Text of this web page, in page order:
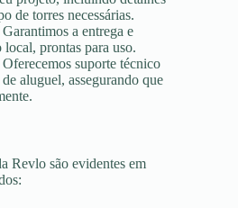
de torres necessárias.
Garantimos a entrega e
local, prontas para uso.
Oferecemos suporte técnico
aluguel, assegurando que
Revlo são evidentes em